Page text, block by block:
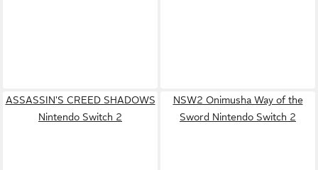
ASSASSIN'S CREED SHADOWS
Nintendo Switch 2
NSW2 Onimusha Way of the
Sword Nintendo Switch 2